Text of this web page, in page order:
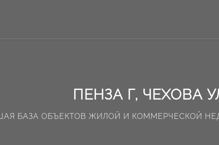
ПЕНЗА Г, ЧЕХОВА
БАЗА ОБЪЕКТОВ ЖИЛОЙ И КОММЕРЧЕСКОЙ